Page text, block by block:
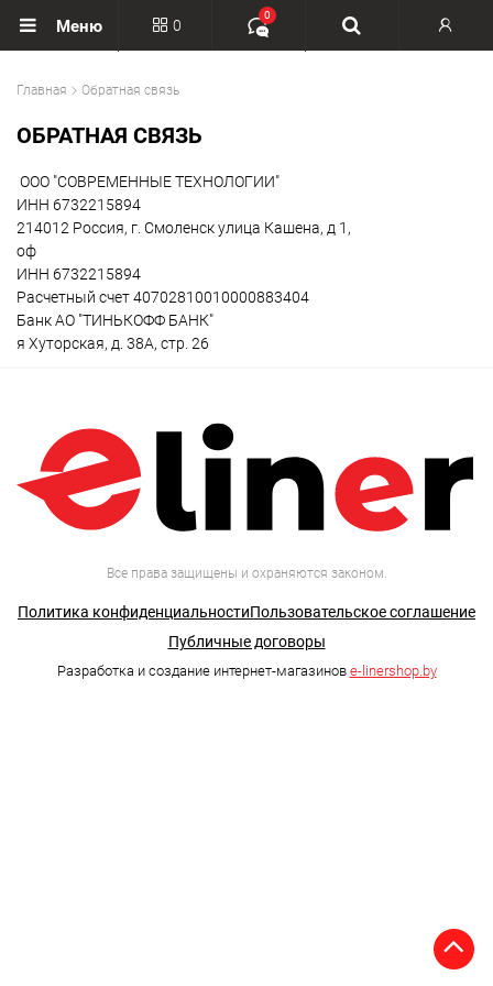
Меню 0
0
Главная Обратная связь
ОБРАТНАЯ СВЯЗЬ
ООО "СОВРЕМЕННЫЕ ТЕХНОЛОГИИ"
ИНН 6732215894
214012 Россия, г. Смоленск улица Кашена, д 1,
оф
ИНН 6732215894
Расчетный счет 40702810010000883404
Банк АО "ТИНЬКОФФ БАНК"
я Хуторская, д. 38А, стр. 26
Все права защищены и охраняются законом.
Политика конфиденциальностиПользовательское соглашение
Публичные договоры
Разработка и создание интернет-магазинов e-linershop.by